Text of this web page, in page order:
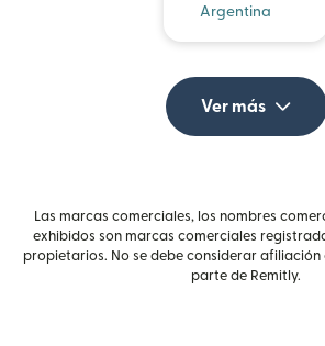
Argentina
Ver más
Las marcas comerciales, los nombres
exhibidos son marcas comerciales
propietarios. No se debe considerar
parte de Remitly.